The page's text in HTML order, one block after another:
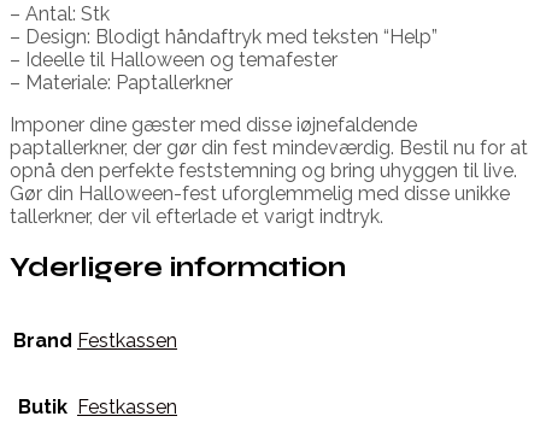
– Antal: Stk
– Design: Blodigt håndaftryk med teksten “Help”
– Ideelle til Halloween og temafester
– Materiale: Paptallerkner
Imponer dine gæster med disse iøjnefaldende
paptallerkner, der gør din fest mindeværdig. Bestil nu for at
opnå den perfekte feststemning og bring uhyggen til live.
Gør din Halloween-fest uforglemmelig med disse unikke
tallerkner, der vil efterlade et varigt indtryk.
Yderligere information
Brand Festkassen
Butik Festkassen